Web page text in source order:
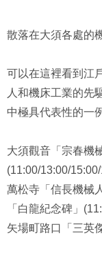
散落在大須各處的
可以在這裡看到江
人和機床工業的先
中極具代表性的一
大須觀音「宗春機
(11:00/13:00/15:00/
萬松寺「信長機械
「白龍紀念碑」
矢場町路口「三英